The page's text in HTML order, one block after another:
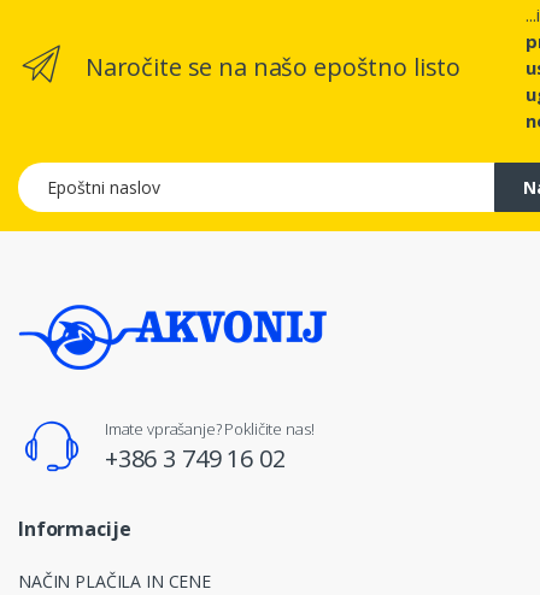
Naročite se na našo epoštno listo
Epoštni naslov
Imate vprašanje? Pokličite nas!
+386 3 749 16 02
Informacije
NAČIN PLAČILA IN CENE